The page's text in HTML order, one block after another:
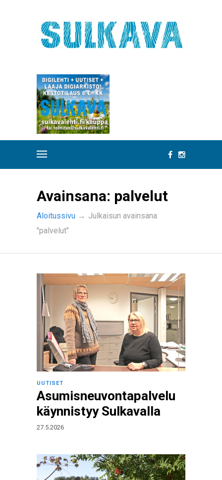
Avainsana: palvelut
Aloitussivu → Julkaisun avainsana
"palvelut"
UUTISET
Asumisneuvontapalvelu
käynnistyy Sulkavalla
27.5.2026